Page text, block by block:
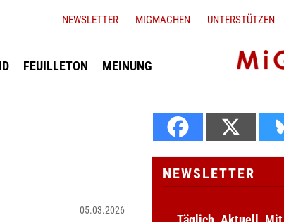
FEUILLETON MEINUNG
NEWSLETTER MIGMACHEN UNTERSTÜTZEN
05.03.2026
NEWSLETTER